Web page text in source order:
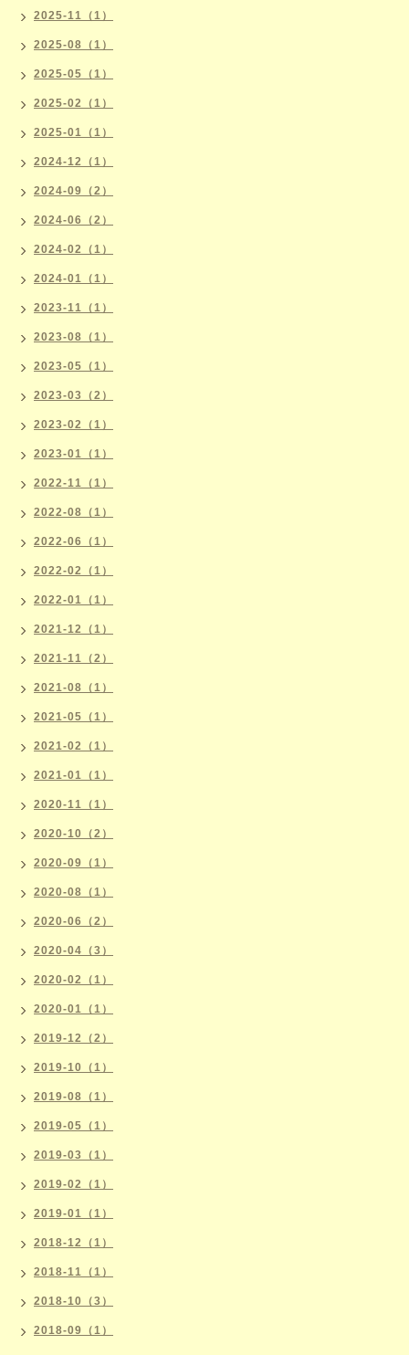
2025-11（1）
2025-08（1）
2025-05（1）
2025-02（1）
2025-01（1）
2024-12（1）
2024-09（2）
2024-06（2）
2024-02（1）
2024-01（1）
2023-11（1）
2023-08（1）
2023-05（1）
2023-03（2）
2023-02（1）
2023-01（1）
2022-11（1）
2022-08（1）
2022-06（1）
2022-02（1）
2022-01（1）
2021-12（1）
2021-11（2）
2021-08（1）
2021-05（1）
2021-02（1）
2021-01（1）
2020-11（1）
2020-10（2）
2020-09（1）
2020-08（1）
2020-06（2）
2020-04（3）
2020-02（1）
2020-01（1）
2019-12（2）
2019-10（1）
2019-08（1）
2019-05（1）
2019-03（1）
2019-02（1）
2019-01（1）
2018-12（1）
2018-11（1）
2018-10（3）
2018-09（1）